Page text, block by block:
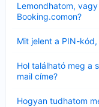
Lemondhatom,
Booking.comon?
Mit jelent a PIN-
Hol található meg a
mail címe?
Hogyan tudhatom